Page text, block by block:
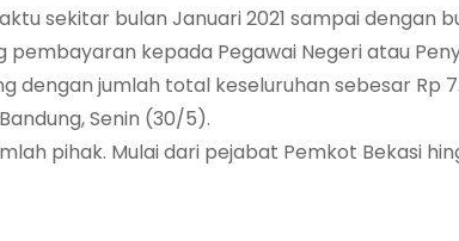
sekitar bulan Januari 2021 sampai dengan
kepada Pegawai Negeri atau
jumlah total keseluruhan sebesar Rp
Senin (30/5).
pihak. Mulai dari pejabat Pemkot Bekasi